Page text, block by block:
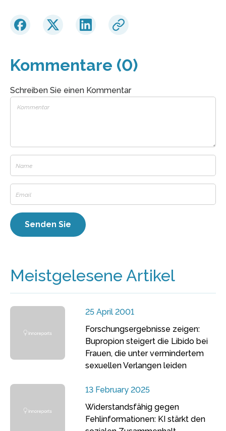
Kommentare (0)
Schreiben Sie einen Kommentar
Meistgelesene Artikel
25 April 2001
Forschungsergebnisse zeigen:
Bupropion steigert die Libido bei
Frauen, die unter vermindertem
sexuellen Verlangen leiden
13 February 2025
Widerstandsfähig gegen
Fehlinformationen: KI stärkt den